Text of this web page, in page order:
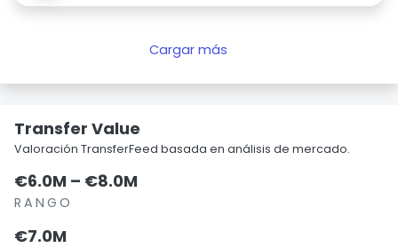
Cargar más
Transfer Value
Valoración TransferFeed basada en análisis de mercado.
€6.0M – €8.0M
RANGO
€7.0M